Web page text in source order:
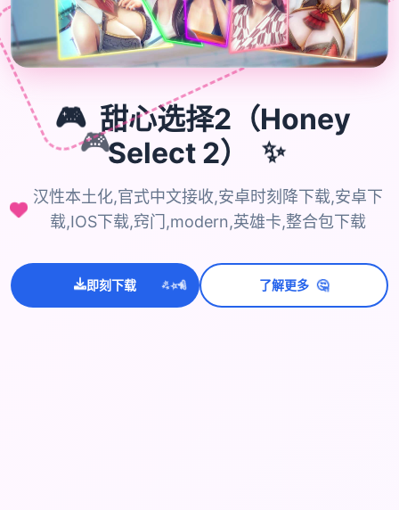
🎮
🎮 甜心选择2（Honey
Select 2）
✨
汉性本土化,官式中文接收,安卓时刻降下载,安卓下
载,IOS下载,窍门,modern,英雄卡,整合包下载
即刻下载 ✨⭐💫 了解更多 🤔